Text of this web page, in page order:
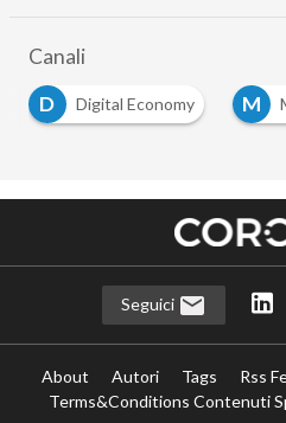
Canali
D
Digital Economy M
Seguici
About Autori Tags Rss
Terms&Conditions Contenuti